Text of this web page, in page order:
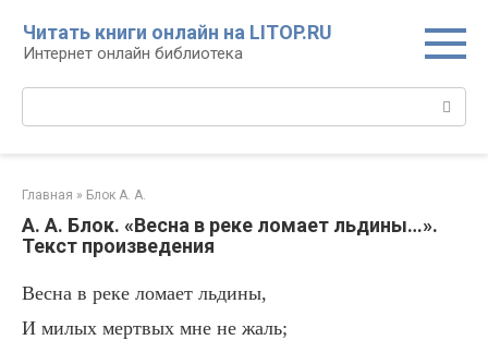
контенту
Читать книги онлайн на LITOP.RU
Интернет онлайн библиотека
Главная » Блок А. А.
А. А. Блок. «Весна в реке ломает льдины…».
Текст произведения
Весна в реке ломает льдины,
И милых мертвых мне не жаль;